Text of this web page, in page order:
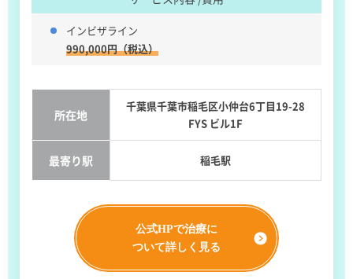
インビザライン
990,000円（税込）
所在地
千葉県千葉市稲毛区小仲台6丁目19-28
FYS ビル1F
最寄り駅 稲毛駅
公式HPで治療に
ついて詳しく見る